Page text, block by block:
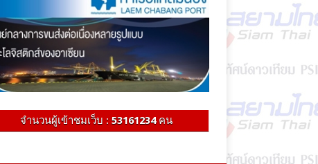
จำนวนผู้เข้าชมเว็บ : 53161234คน